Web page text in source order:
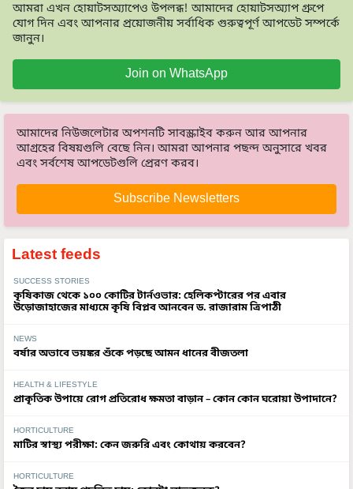
আমরা এখন হোয়াটসঅ্যাপেও উপলব্ধ! আমাদের হোয়াটসঅ্যাপ গ্রুপে
যোগ দিন এবং আপনার প্রয়োজনীয় সর্বাধিক গুরুত্বপূর্ণ আপডেট সম্পর্কে
জানুন।
Join on WhatsApp
আমাদের নিউজলেটার অপশনটি সাবস্ক্রাইব করুন আর আপনার
আগ্রহের বিষয়গুলি বেছে নিন। আমরা আপনার পছন্দ অনুসারে খবর
এবং সর্বশেষ আপডেটগুলি প্রেরণ করব।
Subscribe Newsletters
Latest feeds
SUCCESS STORIES
কৃষিকাজ থেকে ১০০ কোটির টার্নওভার: হেলিকপ্টারের পর এবার
উড়োজাহাজের মাধ্যমে কৃষি বিপ্লব আনবেন ড. রাজারাম ত্রিপাঠী
NEWS
বর্ষার অভাবে ভয়ঙ্কর শুঁকে পড়ছে আমন ধানের বীজতলা
HEALTH & LIFESTYLE
প্রাকৃতিক উপায়ে রোগ প্রতিরোধ ক্ষমতা বাড়ান – কোন কোন ঘরোয়া উপাদানে?
HORTICULTURE
মাটির স্বাস্থ্য পরীক্ষা: কেন জরুরি এবং কোথায় করবেন?
HORTICULTURE